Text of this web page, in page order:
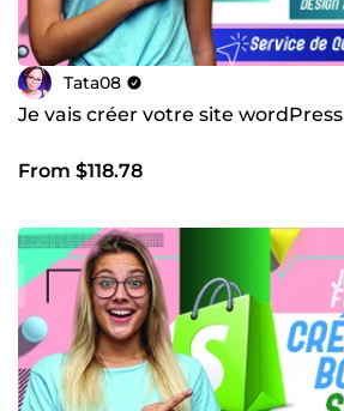
Tata08
Je vais créer votre site wordPress
From $118.78